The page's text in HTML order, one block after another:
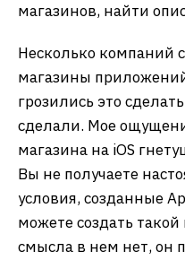
магазинов, найти
Несколько компаний
магазины
грозились это
сделали. Мое
магазина на iOS
Вы не получаете
условия, созданные
можете создать
смысла в нем нет, он